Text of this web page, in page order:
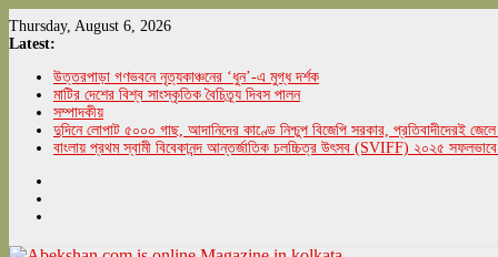
Skip
to
Thursday, August 6, 2026
Latest:
উত্তরপাড়া গণভবনে নৃত্যকাঞ্চনের ‘ধুন’-এ মুগ্ধ দর্শক
মাটির দেশের বিশ্ব সাংস্কৃতিক বৈচিত্র্য দিবস পালন
সম্পাদকীয়
দুদিনে লোপাট ৫০০০ গাছ, আদানিদের কাণ্ডে নিশ্চুপ বিজেপি সরকার, প্রতিবাদীদেরই
বাংলায় প্রথম স্বামী বিবেকানন্দ আন্তর্জাতিক চলচ্চিত্র উৎসব (SVIFF) ২০২৫